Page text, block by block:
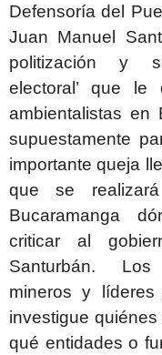
Defensoría del
Juan Manuel
politización y
electoral’ que le
ambientalistas en
supuestamente
importante queja
que se
Bucaramanga
criticar al
Santurbán. Los
mineros y
investigue
qué entidades o